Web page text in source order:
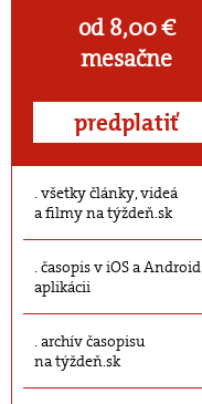
od 8,00 €
mesačne
predplatiť
všetky články, videá
a filmy na týždeň.sk
časopis v iOS a Android
aplikácii
archív časopisu
na týždeň.sk